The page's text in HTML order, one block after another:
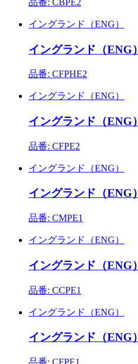
イングランド（ENG）
イングランド（ENG）
品番: CFPHE2
イングランド（ENG）
イングランド（ENG）
品番: CFPE2
イングランド（ENG）
イングランド（ENG）
品番: CMPE1
イングランド（ENG）
イングランド（ENG）
品番: CCPE1
イングランド（ENG）
イングランド（ENG）
品番: CFPE1